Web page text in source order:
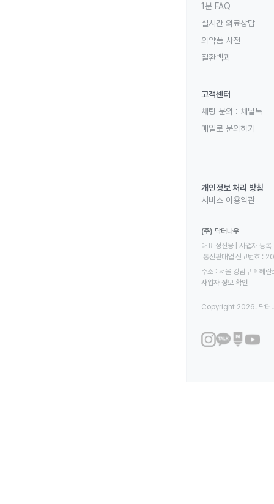
1분 FAQ
실시간 의료상담
의약품 사전
질환백과
고객센터
채팅 문의 : 채널톡
메일로 문의하기
개인정보 처리 방침
서비스 이용약관
(주) 닥터나우
대표 정진웅 | 사업자
통신판매업 신고번호
주소 : 서울 강남구 테헤
사업자 정보 확인
Copyright 2026. 닥터